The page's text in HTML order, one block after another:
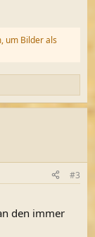
um Bilder als
#3
den immer